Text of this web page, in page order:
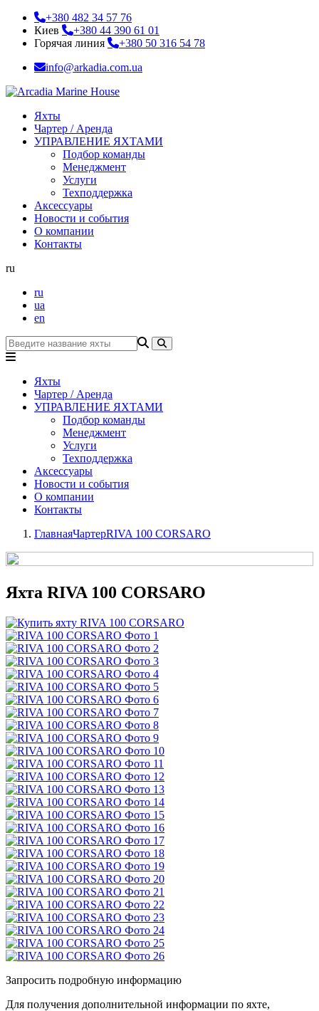
+380 482 34 57 76
Киев
+380 44 390 61 01
Горячая линия
+380 50 316 54 78
info@arkadia.com.ua
Яхты
Чартер / Аренда
УПРАВЛЕНИЕ ЯХТАМИ
Подбор команды
Менеджмент
Услуги
Техподдержка
Аксессуары
Новости и события
О компании
Контакты
ru
ru
ua
en
Яхты
Чартер / Аренда
УПРАВЛЕНИЕ ЯХТАМИ
Подбор команды
Менеджмент
Услуги
Техподдержка
Аксессуары
Новости и события
О компании
Контакты
ГлавнаяЧартерRIVA 100 CORSARO
Яхта RIVA 100 CORSARO
Запросить подробную информацию
Для получения дополнительной информации по яхте,